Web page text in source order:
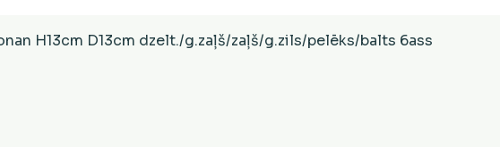
Ātrais skats
H13cm D13cm dzelt./g.zaļš/zaļš/g.zils/pelēks/balts 6ass